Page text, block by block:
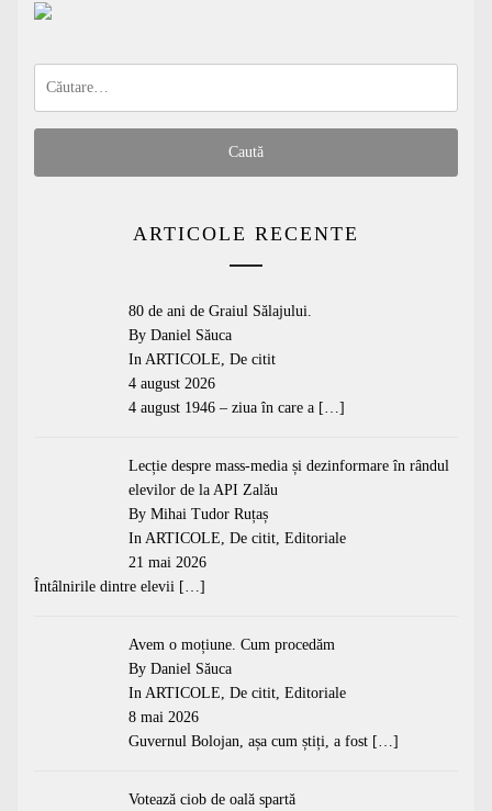
ARTICOLE RECENTE
80 de ani de Graiul Sălajului.
By Daniel Săuca
In ARTICOLE, De citit
4 august 2026
4 august 1946 – ziua în care a […]
Lecție despre mass-media și dezinformare în rândul
elevilor de la API Zalău
By Mihai Tudor Ruțaș
In ARTICOLE, De citit, Editoriale
21 mai 2026
Întâlnirile dintre elevii […]
Avem o moțiune. Cum procedăm
By Daniel Săuca
In ARTICOLE, De citit, Editoriale
8 mai 2026
Guvernul Bolojan, așa cum știți, a fost […]
Votează ciob de oală spartă